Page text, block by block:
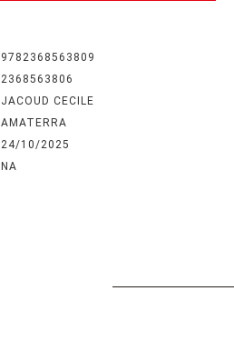
9782368563809
2368563806
JACOUD CECILE
AMATERRA
24/10/2025
NA